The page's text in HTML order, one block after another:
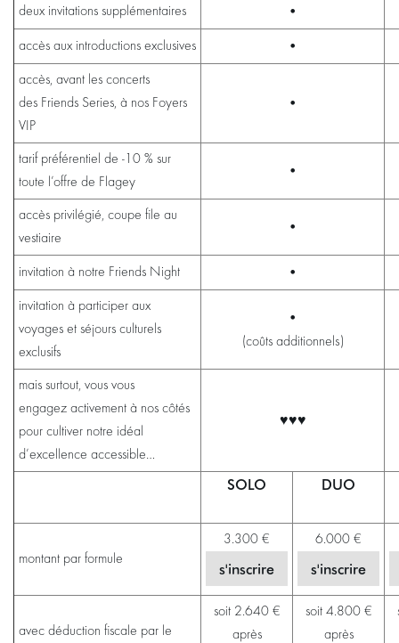
deux invitations supplémentaires •
accès aux introductions exclusives •
accès, avant les concerts
des Friends Series, à nos Foyers
VIP
•
tarif préférentiel de -10 % sur
toute l’offre de Flagey
•
accès privilégié, coupe file au
vestiaire
•
invitation à notre Friends Night •
invitation à participer aux
voyages et séjours culturels
exclusifs
•
(coûts additionnels)
mais surtout, vous vous
engagez activement à nos côtés
pour cultiver notre idéal
d’excellence accessible…
♥♥♥
SOLO DUO
montant par formule
3.300 €
s'inscrire
6.000 €
s'inscrire
avec déduction fiscale par le
soit 2.640 €
après
soit 4.800 €
après